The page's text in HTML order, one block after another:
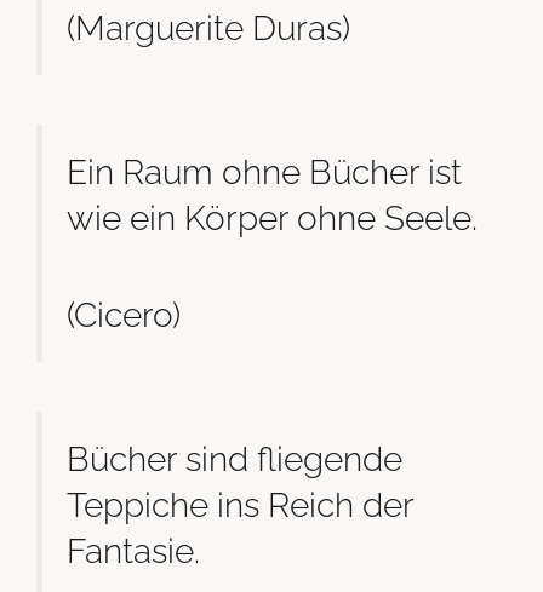
(Marguerite Duras)
Ein Raum ohne Bücher ist
wie ein Körper ohne Seele.
(Cicero)
Bücher sind fliegende
Teppiche ins Reich der
Fantasie.